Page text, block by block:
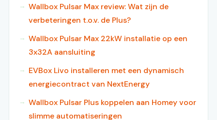
Wallbox Pulsar Max review: Wat zijn de
verbeteringen t.o.v. de Plus?
Wallbox Pulsar Max 22kW installatie op een
3x32A aansluiting
EVBox Livo installeren met een dynamisch
energiecontract van NextEnergy
Wallbox Pulsar Plus koppelen aan Homey voor
slimme automatiseringen